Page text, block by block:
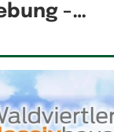
-…